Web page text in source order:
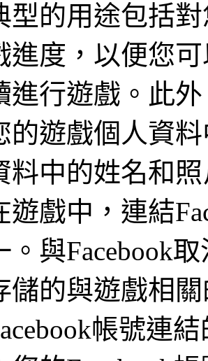
型的用途包括
進度，以便您
進行遊戲。此
的遊戲個人資
料中的姓名和
遊戲中，連結
。與Facebook
儲的與遊戲相
帳號連